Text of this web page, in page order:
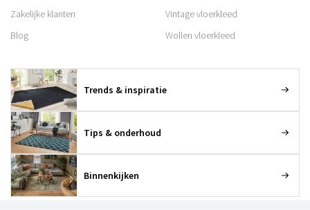
Zakelijke klanten
Blog
Vintage vloerkleed
Wollen vloerkleed
Trends & inspiratie
Tips & onderhoud
Binnenkijken